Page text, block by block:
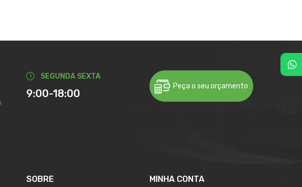
SEGUNDA SEXTA
9:00-18:00
Peça o seu orçamento
SOBRE MINHA CONTA